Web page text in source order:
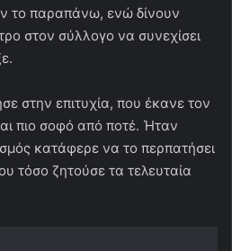
το παραπάνω, ενώ δίνουν
στον σύλλογο να συνεχίσει
στην επιτυχία, που έκανε τον
πιο σοφό από ποτέ. Ήταν
κατάφερε να το περπατήσει
τόσο ζητούσε τα τελευταία